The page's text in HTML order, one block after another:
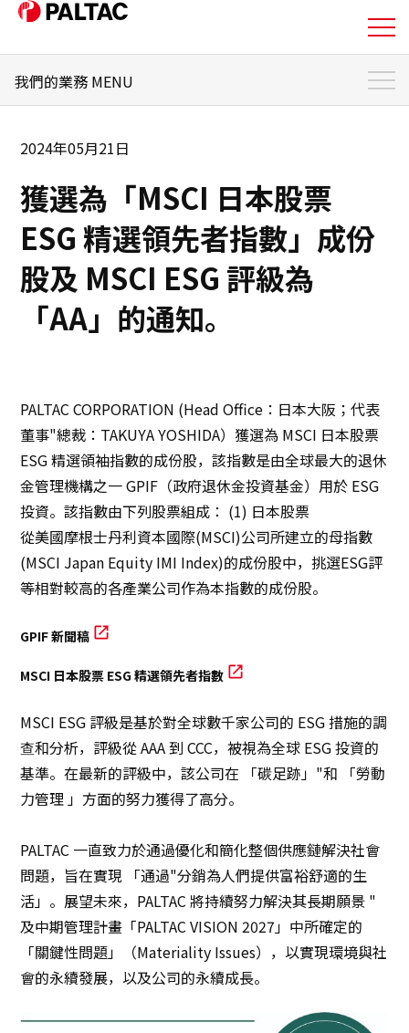
我們的業務
我們的業務
企業資訊
永續發展
永續發展
創新
創新
簡体中文
我們的業務 MENU
我們的業務 首頁
業務主題
希望在日本開展業務的零售商
希望在日本開發銷售通路的製造商
希望進入全球市場並採購產品的零售商和製造商
其他企業
2024年05月21日
獲選為「MSCI 日本股票
ESG 精選領先者指數」成份
股及 MSCI ESG 評級為
「AA」的通知。
PALTAC CORPORATION (Head Office：日本大阪；代表
董事"總裁：TAKUYA YOSHIDA）獲選為 MSCI 日本股票
ESG 精選領袖指數的成份股，該指數是由全球最大的退休
金管理機構之一 GPIF（政府退休金投資基金）用於 ESG
投資。該指數由下列股票組成： (1) 日本股票
從美國摩根士丹利資本國際(MSCI)公司所建立的母指數
(MSCI Japan Equity IMI Index)的成份股中，挑選ESG評
等相對較高的各產業公司作為本指數的成份股。
GPIF 新聞稿
MSCI 日本股票 ESG 精選領先者指數
MSCI ESG 評級是基於對全球數千家公司的 ESG 措施的調
查和分析，評級從 AAA 到 CCC，被視為全球 ESG 投資的
基準。在最新的評級中，該公司在 「碳足跡」"和 「勞動
力管理 」方面的努力獲得了高分。
PALTAC 一直致力於通過優化和簡化整個供應鏈解決社會
問題，旨在實現 「通過"分銷為人們提供富裕舒適的生
活」。展望未來，PALTAC 將持續努力解決其長期願景 "
及中期管理計畫「PALTAC VISION 2027」中所確定的
「關鍵性問題」（Materiality Issues），以實現環境與社
會的永續發展，以及公司的永續成長。